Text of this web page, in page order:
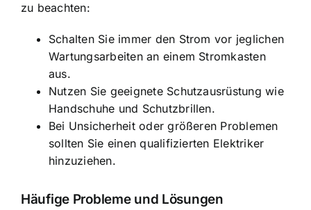
zu beachten:
Schalten Sie immer den Strom vor jeglichen
Wartungsarbeiten an einem Stromkasten
aus.
Nutzen Sie geeignete Schutzausrüstung wie
Handschuhe und Schutzbrillen.
Bei Unsicherheit oder größeren Problemen
sollten Sie einen qualifizierten Elektriker
hinzuziehen.
Häufige Probleme und Lösungen